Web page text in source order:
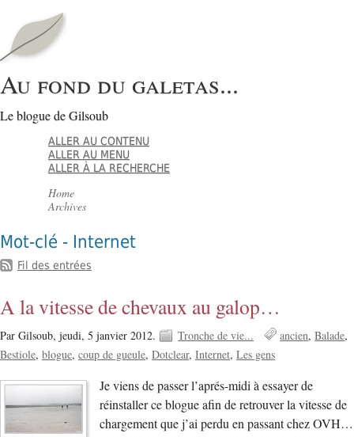
Au fond du galetas...
Le blogue de Gilsoub
ALLER AU CONTENU
ALLER AU MENU
ALLER À LA RECHERCHE
Home
Archives
Mot-clé - Internet
Fil des entrées
A la vitesse de chevaux au galop…
Par Gilsoub, jeudi, 5 janvier 2012. Tronche de vie... ancien Balade
Bestiole blogue coup de gueule Dotclear Internet Les gens
Je viens de passer l’aprés-midi à essayer de
réinstaller ce blogue afin de retrouver la vitesse de
chargement que j’ai perdu en passant chez OVH…